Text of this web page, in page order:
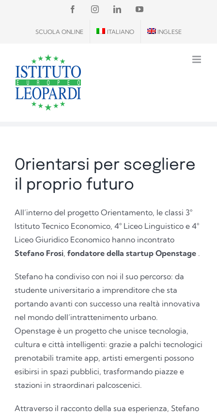
contenuto
FACEBOOKINSTAGRAM
LINKEDINYOUTUBE
SCUOLA ONLINE ITALIANO INGLESE
Orientarsi per scegliere
il proprio futuro
All’interno del progetto Orientamento, le classi 3°
Istituto Tecnico Economico, 4° Liceo Linguistico e 4°
Liceo Giuridico Economico hanno incontrato
Stefano Frosi, fondatore della startup Openstage.
Stefano ha condiviso con noi il suo percorso: da
studente universitario a imprenditore che sta
portando avanti con successo una realtà innovativa
nel mondo dell’intrattenimento urbano.
Openstage è un progetto che unisce tecnologia,
cultura e città intelligenti: grazie a palchi tecnologici
prenotabili tramite app, artisti emergenti possono
esibirsi in spazi pubblici, trasformando piazze e
stazioni in straordinari palcoscenici.
Attraverso il racconto della sua esperienza, Stefano